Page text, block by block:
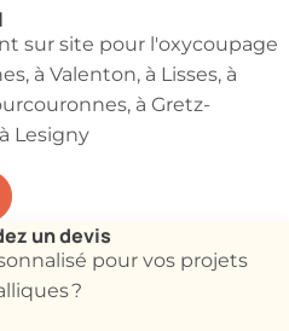
sur site pour l'oxycoupage
à Valenton, à Lisses, à
à Gretz-
Lesigny
un devis
pour vos projets
?